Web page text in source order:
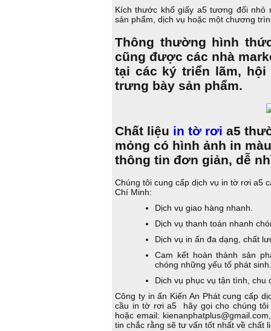
Kích thước khổ giấy a5 tương đối nhỏ
sản phẩm, dịch vụ hoặc một chương
Thông thường hình
cũng được các nhà
tại các ký triển lãm,
trưng bày sản phẩm.
Chất liệu in tờ rơi a5
mỏng có hình ảnh in
thông tin đơn giản, dễ
Chúng tôi cung cấp dịch vụ in tờ rơi a5
Chí Minh:
Dịch vụ giao hàng nhanh.
Dịch vụ thanh toán nhanh
Dịch vụ in ấn đa dạng, chất
Cam kết hoàn thành sản
chóng những yếu tố phát sinh.
Dịch vụ phục vụ tận tình, chu
Công ty in ấn Kiến An Phát cung cấp
cầu in tờ rơi a5 hãy gọi cho chúng tôi
hoặc email:
tin chắc rằng sẽ tư vấn tốt nhất về chất